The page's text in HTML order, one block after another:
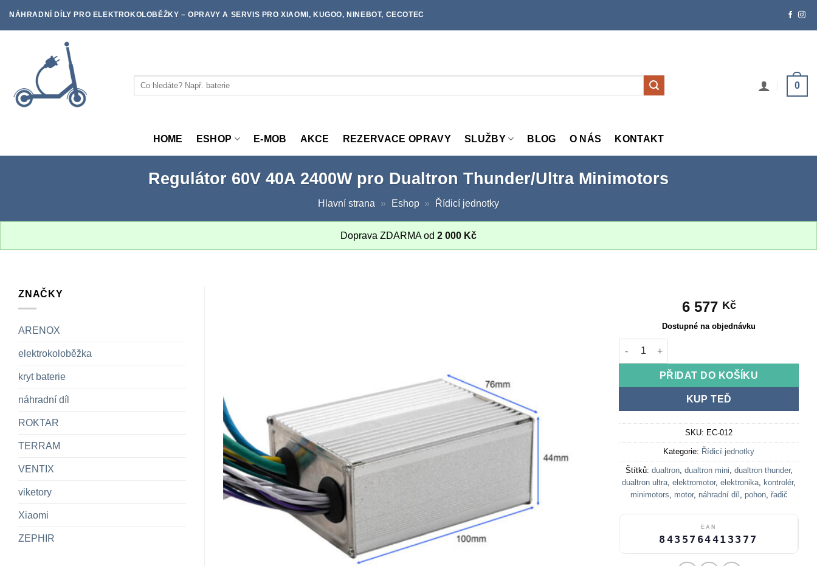
NÁHRADNÍ DÍLY PRO ELEKTROKOLOBĚŽKY – OPRAVY A SERVIS PRO XIAOMI, KUGOO, NINEBOT, CECOTEC
Hledat: 0
HOME ESHOP E-MOB AKCE REZERVACE OPRAVY SLUŽBY BLOG O NÁS KONTAKT
Regulátor 60V 40A 2400W pro Dualtron Thunder/Ultra Minimotors
Hlavní strana » Eshop » Řídicí jednotky
Doprava ZDARMA od 2 000 Kč
ZNAČKY
ARENOX
elektrokoloběžka
kryt baterie
náhradní díl
ROKTAR
TERRAM
VENTIX
viketory
Xiaomi
ZEPHIR
6 577 Kč
Dostupné na objednávku
Regulátor 60V 40A 2400W pro Dualtron
PŘIDAT DO KOŠÍKU
KUP TEĎ
SKU: EC-012
Kategorie: Řídicí jednotky
Štítků: dualtron, dualtron mini, dualtron thunder,
dualtron ultra,elektromotor,elektronika, kontrolér,
minimotors, motor, náhradní díl , pohon, řadič
EAN
8435764413377